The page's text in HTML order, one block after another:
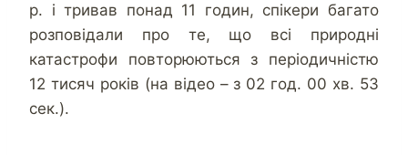
р. і тривав понад 11 годин, спікери багато
розповідали про те, що всі природні
катастрофи повторюються з періодичністю
12 тисяч років (на відео – з 02 год. 00 хв. 53
сек.).